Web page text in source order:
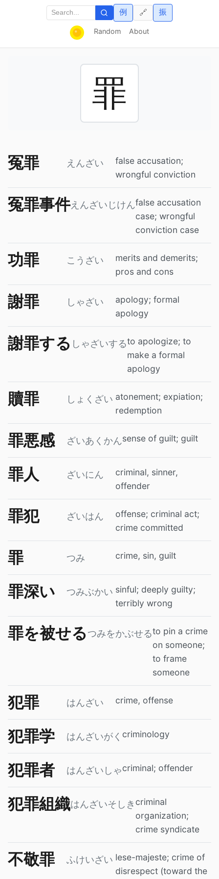
Random About
例 振
🔗
罪
冤罪 えんざい
false accusation;
wrongful conviction
冤罪事件えんざいじけんfalse accusation
case; wrongful
conviction case
功罪 こうざい
merits and demerits;
pros and cons
謝罪 しゃざい
apology; formal
apology
謝罪する しゃざいするto apologize; to
make a formal
apology
贖罪 しょくざい atonement; expiation;
redemption
罪悪感 ざいあくかんsense of guilt; guilt
罪人 ざいにん
criminal, sinner,
offender
罪犯 ざいはん
offense; criminal act;
crime committed
罪 つみ crime, sin, guilt
罪深い つみぶかい sinful; deeply guilty;
terribly wrong
罪を被せる つみをかぶせるto pin a crime
on someone;
to frame
someone
犯罪 はんざい crime, offense
犯罪学 はんざいがく criminology
犯罪者 はんざいしゃcriminal; offender
犯罪組織はんざいそしき criminal
organization;
crime syndicate
不敬罪 ふけいざい lese-majeste; crime of
disrespect (toward the